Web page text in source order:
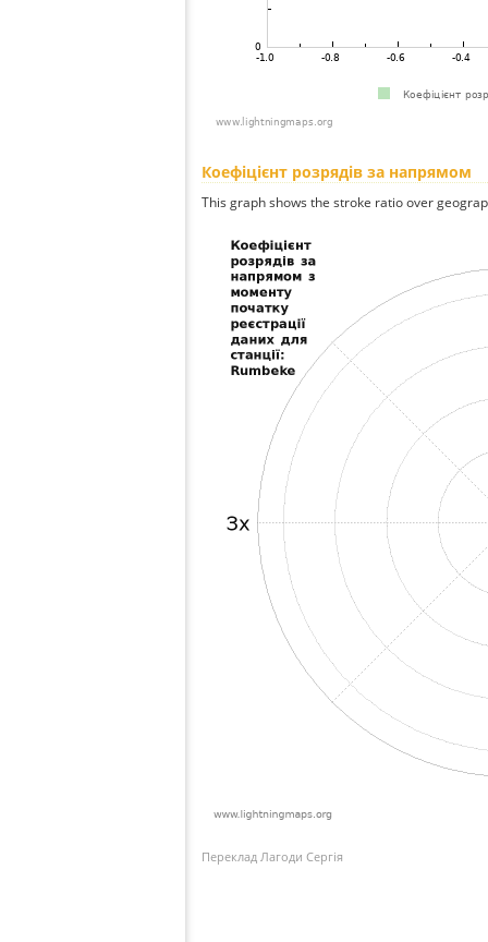
Коефіцієнт розрядів за напрямом
This graph shows the stroke ratio over
Переклад Лагоди Сергія